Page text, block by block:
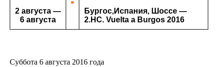
2 августа —
6 августа
Бургос,Испания, Шоссе —
2.HC. Vuelta a Burgos 2016
Суббота 6 августа 2016 года